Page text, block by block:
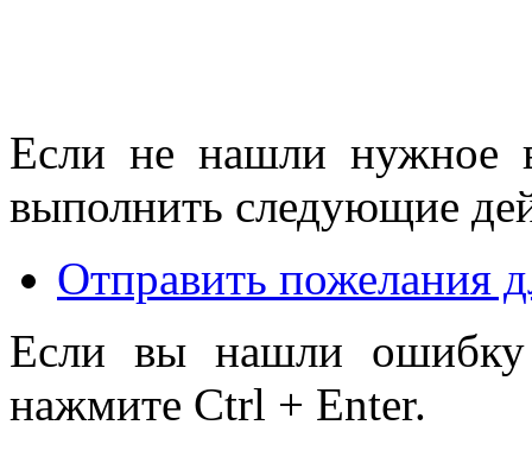
Если не нашли нужное
выполнить следующие
Отправить пожелания
Если вы нашли ошибку
нажмите Ctrl + Enter.